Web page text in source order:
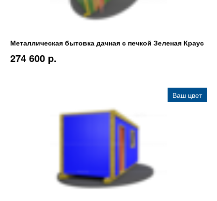
Металлическая бытовка дачная с печкой Зеленая Краус
274 600 p.
Ваш цвет